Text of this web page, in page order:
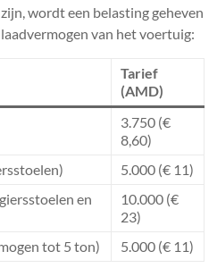
wordt een belasting geheven
van het voertuig:
Tarief
(AMD)
3.750 (€
8,60)
5.000 (€ 11)
en
10.000 (€
23)
tot 5 ton)
5.000 (€ 11)